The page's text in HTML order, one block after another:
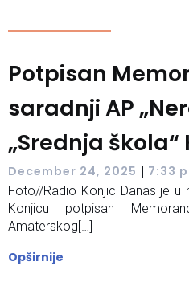
Potpisan
saradnji AP
„Srednja škola“
December 24, 2025 | 7:33
Foto//Radio Konjic Danas je u
Konjicu potpisan
Amaterskog[…]
Opširnije